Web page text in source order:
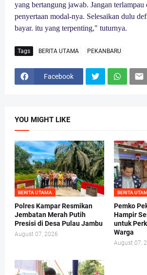
yang bertangung jawab. Jangan
penyertaan modal-nya. Selesaikan dulu
bayar. itu yang terpenting," tuturnya.
Tags BERITA UTAMA PEKANBARU
Facebook
YOU MIGHT LIKE
BERITA UTAMA
Polres Kampar Resmikan
Jembatan Merah Putih
Presisi di Desa Pulau Jambu
August 07, 2026
BERITA
Pemko
Hampir
untuk
Warga
August 07,